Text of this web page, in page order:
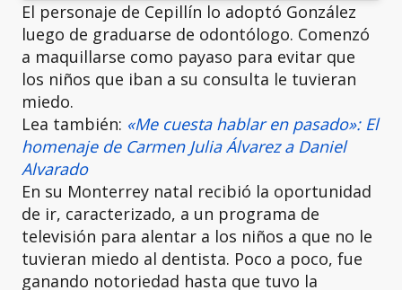
El personaje de Cepillín lo adoptó González
luego de graduarse de odontólogo. Comenzó
a maquillarse como payaso para evitar que
los niños que iban a su consulta le tuvieran
miedo.
Lea también: «Me cuesta hablar en pasado»: El
homenaje de Carmen Julia Álvarez a Daniel
Alvarado
En su Monterrey natal recibió la oportunidad
de ir, caracterizado, a un programa de
televisión para alentar a los niños a que no le
tuvieran miedo al dentista. Poco a poco, fue
ganando notoriedad hasta que tuvo la